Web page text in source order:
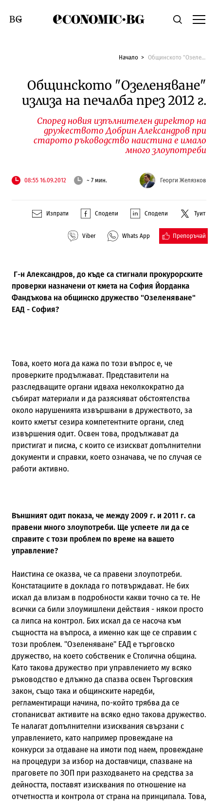
Economic.bgТърсене
Смяна на език
Начало Общинското "Озеленяване" излиза на печалба през 2012 г.
Общинското "Озеленяване"
излиза на печалба през 2012 г.
Според новия изпълнителен директор на
дружеството Добрин Александров при
старото ръководство наистина е имало
много злоупотреби
08:55 16.09.2012 ~ 7 мин. Георги Желязков
Изпрати Сподели Сподели Туит
Viber Whats App Препоръчай
Г-н Александров, до къде са стигнали прокурорските
проверки назначени от кмета на София Йорданка
Фандъкова на общинско дружество "Озеленяване"
ЕАД - София?
Това, което мога да кажа по този въпрос е, че
проверките продължават. Представители на
разследващите органи идваха неколкократно да
събират материали и да разясняват обстоятелства
около нарушенията извършвани в дружеството, за
които кметът сезира компетентните органи, след
извършения одит. Освен това, продължават да
пристигат и писма, с които се изискват допълнителни
документи и справки, което означава, че по случая се
работи активно.
Външният одит показа, че между 2009 г. и 2011 г. са
правени много злоупотреби. Ще успеете ли да се
справите с този проблем по време на вашето
управление?
Наистина се оказва, че са правени злоупотреби.
Констатациите в доклада го потвърждават. Не бих
искал да влизам в подробности какви точно са те. Не
всички са били злоумишлени действия - някои просто
са липса на контрол. Бих искал да се насоча към
същността на въпроса, а именно как ще се справим с
този проблем. "Озеленяване" ЕАД е търговско
дружество, на което собственик е Столична община.
Като такова дружество при управлението му всяко
ръководство е длъжно да спазва освен Търговския
закон, също така и общинските наредби,
регламентиращи начина, по-който трябва да се
стопанисват активите на всяко едно такова дружество.
Те налагат допълнителни изисквания свързани с
управлението, като например провеждане на
конкурси за отдаване на имоти под наем, провеждане
на процедури за избор на доставчици, спазване на
праговете по ЗОП при разходването на средства за
дейността, поставят изисквания по отношение на
отчетността и контрола от страна на принципала. Това,